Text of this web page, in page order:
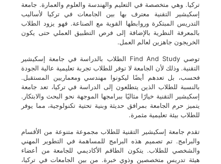
تركيا. وهي متخصصة في التعليم والهندسة والعلوم والعمارة. جامعة
إسكيشير التقنية معترف بها بين الجامعات في تركيا لأساليب
التدريس المبتكرة وروابطها القوية مع الصناعة. فهو يزود الطلاب
بالمعرفة النظرية بالإضافة إلى فرص التطبيق العملي حتى يكون
الخريجون جاهزين لعالم العمل.
توصي Find And Study الطلاب بالدراسة في جامعة إسكيشير
التقنية. وذلك لأن الجامعة لا توفر للطلاب تجربة تعليمية عالية الجودة
فحسب، بل تعدهم أيضًا ليكونوا مهندسي ومعماريين المستقبل.
بالنسبة للطلاب الذين يتطلعون إلى الدراسة في تركيا، تعد جامعة
إسكيشير التقنية خيارًا مثاليًا ببرامجها الموجهة نحو البحث والابتكار.
يتميز حرم الجامعة بمرافق حديثة وبنية تحتية تكنولوجية، مما يوفر
للطلاب بيئة تعليمية مثمرة.
تقدم جامعة إسكيشير التقنية للطلاب مجموعة متنوعة من الأقسام
والبرامج. تم تصميم هذه البرامج للمساهمة في التطوير المهني
والشخصي للطلاب. يتكون الطاقم الأكاديمي للجامعة من أعضاء
هيئة تدريس متخصصين وذوي خبرة. من بين الجامعات في تركيا،